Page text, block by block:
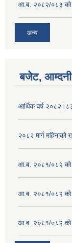
आ.ब. २०८२/०८३ को
अन्य
बजेट,
आर्थिक वर्ष
२०८२ मार्ग महिनाको
आ.ब. २०८१/०८२ को
आ.ब. २०८१/०८२ को
आ.ब. २०८१/०८२ को